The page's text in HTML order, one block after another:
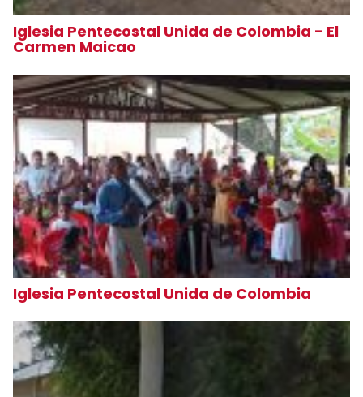
Iglesia Pentecostal Unida de Colombia - El
Carmen Maicao
Iglesia Pentecostal Unida de Colombia